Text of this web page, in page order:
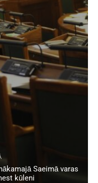
Saeimā varas
kūleni